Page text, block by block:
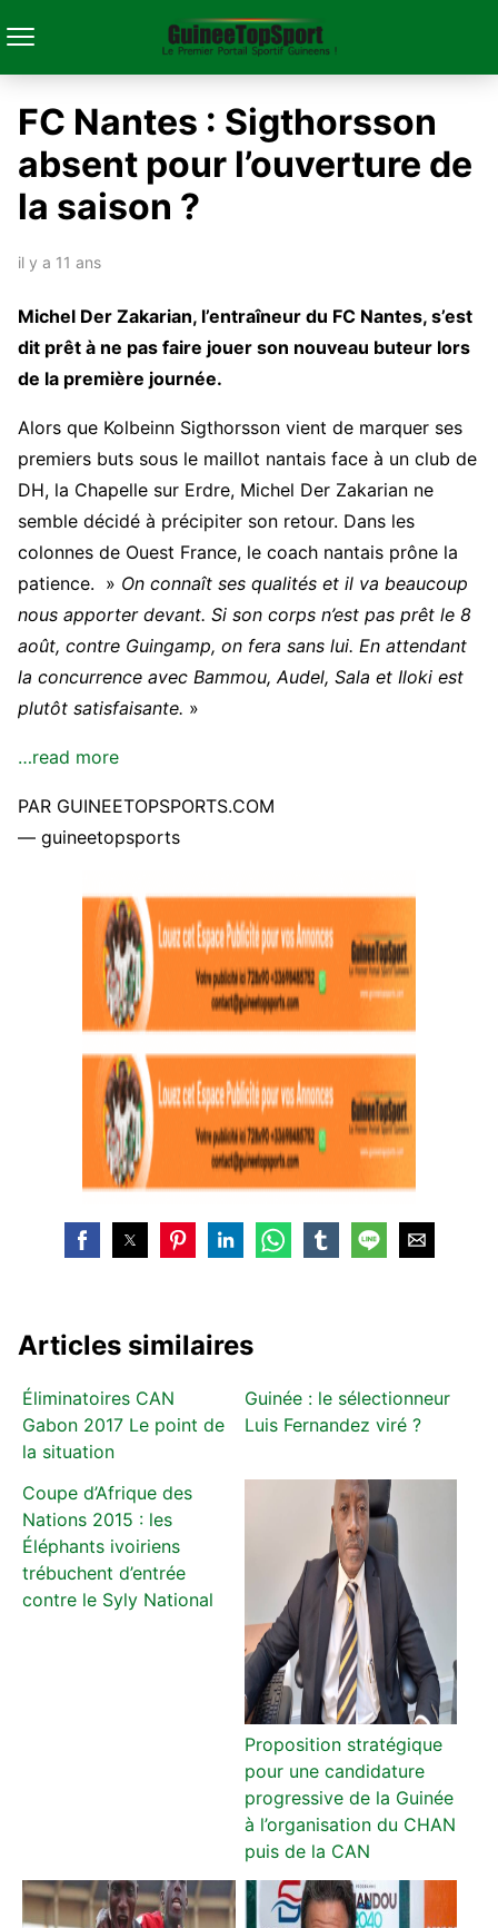
FC Nantes : Sigthorsson
absent pour l’ouverture de
la saison ?
il y a 11 ans
Michel Der Zakarian, l’entraîneur du FC Nantes, s’est
dit prêt à ne pas faire jouer son nouveau buteur lors
de la première journée.
Alors que Kolbeinn Sigthorsson vient de marquer ses
premiers buts sous le maillot nantais face à un club de
DH, la Chapelle sur Erdre, Michel Der Zakarian ne
semble décidé à précipiter son retour. Dans les
colonnes de Ouest France, le coach nantais prône la
patience. » On connaît ses qualités et il va beaucoup
nous apporter devant. Si son corps n’est pas prêt le 8
août, contre Guingamp, on fera sans lui. En attendant
la concurrence avec Bammou, Audel, Sala et Iloki est
plutôt satisfaisante. »
…read more
PAR GUINEETOPSPORTS.COM
— guineetopsports
Articles similaires
Éliminatoires CAN
Gabon 2017 Le point de
la situation
Guinée : le sélectionneur
Luis Fernandez viré ?
Coupe d’Afrique des
Nations 2015 : les
Éléphants ivoiriens
trébuchent d’entrée
contre le Syly National
Proposition stratégique
pour une candidature
progressive de la Guinée
à l’organisation du CHAN
puis de la CAN